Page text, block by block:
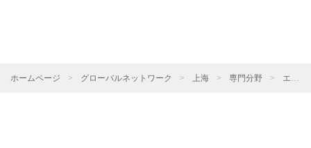
ホームページ > グローバルネットワーク > 上海 > 専門分野 > エネルギー・資源・環境保護